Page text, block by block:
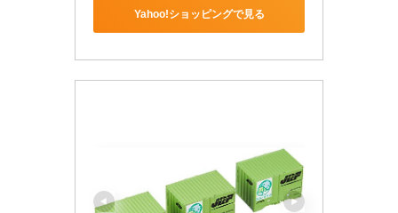
Yahoo!ショッピングで見る